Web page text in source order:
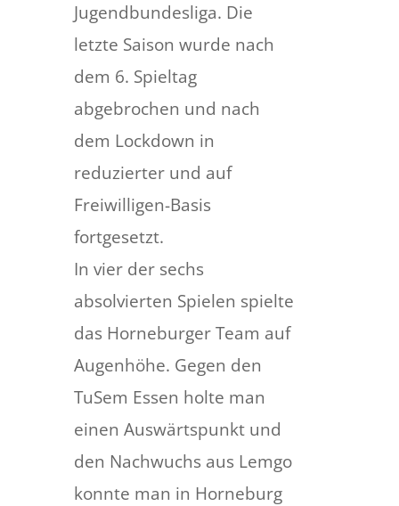
Jugendbundesliga. Die
letzte Saison wurde nach
dem 6. Spieltag
abgebrochen und nach
dem Lockdown in
reduzierter und auf
Freiwilligen-Basis
fortgesetzt.
In vier der sechs
absolvierten Spielen spielte
das Horneburger Team auf
Augenhöhe. Gegen den
TuSem Essen holte man
einen Auswärtspunkt und
den Nachwuchs aus Lemgo
konnte man in Horneburg